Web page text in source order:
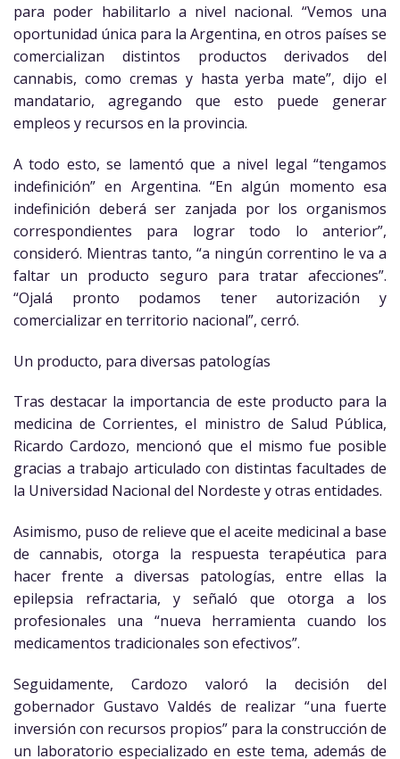
para poder habilitarlo a nivel nacional. “Vemos una
oportunidad única para la Argentina, en otros países se
comercializan distintos productos derivados del
cannabis, como cremas y hasta yerba mate”, dijo el
mandatario, agregando que esto puede generar
empleos y recursos en la provincia.
A todo esto, se lamentó que a nivel legal “tengamos
indefinición” en Argentina. “En algún momento esa
indefinición deberá ser zanjada por los organismos
correspondientes para lograr todo lo anterior”,
consideró. Mientras tanto, “a ningún correntino le va a
faltar un producto seguro para tratar afecciones”.
“Ojalá pronto podamos tener autorización y
comercializar en territorio nacional”, cerró.
Un producto, para diversas patologías
Tras destacar la importancia de este producto para la
medicina de Corrientes, el ministro de Salud Pública,
Ricardo Cardozo, mencionó que el mismo fue posible
gracias a trabajo articulado con distintas facultades de
la Universidad Nacional del Nordeste y otras entidades.
Asimismo, puso de relieve que el aceite medicinal a base
de cannabis, otorga la respuesta terapéutica para
hacer frente a diversas patologías, entre ellas la
epilepsia refractaria, y señaló que otorga a los
profesionales una “nueva herramienta cuando los
medicamentos tradicionales son efectivos”.
Seguidamente, Cardozo valoró la decisión del
gobernador Gustavo Valdés de realizar “una fuerte
inversión con recursos propios” para la construcción de
un laboratorio especializado en este tema, además de